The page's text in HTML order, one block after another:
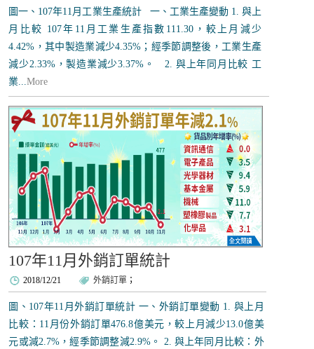
圖一、107年11月工業生產統計 一、工業生產變動 1. 與上
月比較 107年11月工業生產指數111.30，較上月減少
4.42%，其中製造業減少4.35%；經季節調整後，工業生產
減少2.33%，製造業減少3.37%。 2. 與上年同月比較 工
業...More
107年11月外銷訂單統計
2018/12/21 外銷訂單 ；
圖、107年11月外銷訂單統計 一、外銷訂單變動 1. 與上月
比較：11月份外銷訂單476.8億美元，較上月減少13.0億美
元或減2.7%，經季節調整減2.9%。 2. 與上年同月比較：外